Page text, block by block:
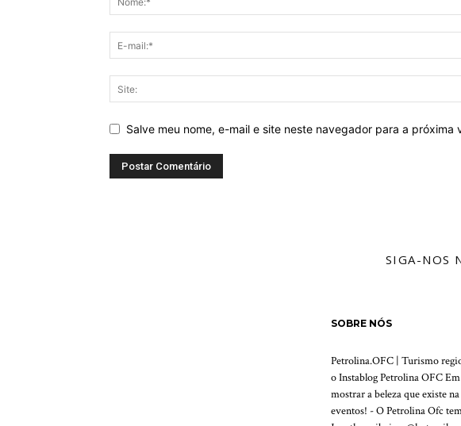
Salve meu nome, e-mail e site neste navegador para a próxima
SIGA-NOS
SOBRE NÓS
Petrolina.OFC | Turismo
o Instablog Petrolina OFC
mostrar a beleza que existe
eventos! - O Petrolina Ofc